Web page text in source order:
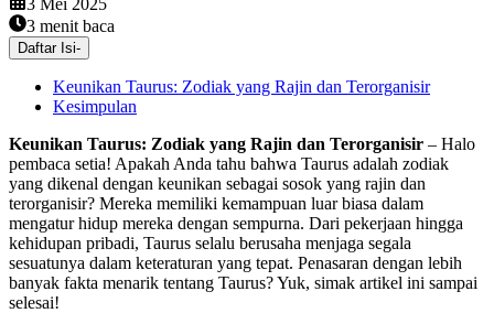
3 menit baca
Daftar Isi-
Keunikan Taurus: Zodiak yang Rajin dan Terorganisir
Kesimpulan
Keunikan Taurus: Zodiak yang Rajin dan Terorganisir – Halo
pembaca setia! Apakah Anda tahu bahwa Taurus adalah zodiak
yang dikenal dengan keunikan sebagai sosok yang rajin dan
terorganisir? Mereka memiliki kemampuan luar biasa dalam
mengatur hidup mereka dengan sempurna. Dari pekerjaan hingga
kehidupan pribadi, Taurus selalu berusaha menjaga segala
sesuatunya dalam keteraturan yang tepat. Penasaran dengan lebih
banyak fakta menarik tentang Taurus? Yuk, simak artikel ini sampai
selesai!